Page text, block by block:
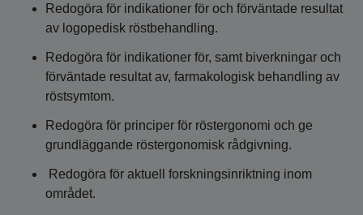
Redogöra för indikationer för och förväntade resultat
av logopedisk röstbehandling.
Redogöra för indikationer för, samt biverkningar och
förväntade resultat av, farmakologisk behandling av
röstsymtom.
Redogöra för principer för röstergonomi och ge
grundläggande röstergonomisk rådgivning.
Redogöra för aktuell forskningsinriktning inom
området.